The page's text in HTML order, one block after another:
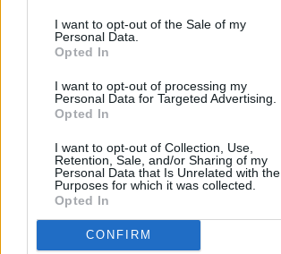
I want to opt-out of the Sale of my
Personal Data.
Opted In
I want to opt-out of processing my
Personal Data for Targeted Advertising.
Opted In
I want to opt-out of Collection, Use,
Retention, Sale, and/or Sharing of my
Personal Data that Is Unrelated with the
Purposes for which it was collected.
Opted In
CONFIRM